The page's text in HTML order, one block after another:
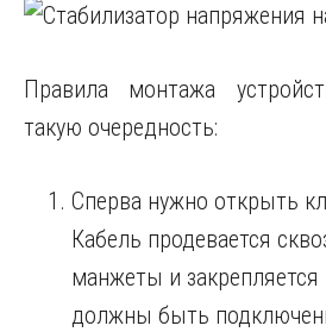
Правила монтажа
такую очередность:
Сперва нужно открыть
Кабель продевается
манжеты и
должны быть